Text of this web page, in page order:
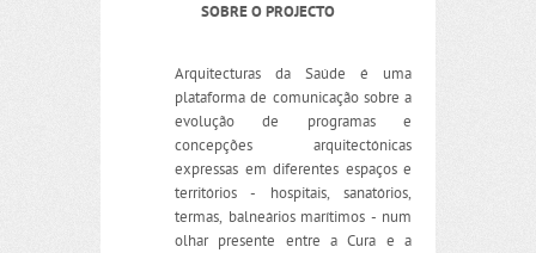
SOBRE O PROJECTO
Arquitecturas da Saúde é uma
plataforma de comunicação sobre a
evolução de programas e
concepções arquitectónicas
expressas em diferentes espaços e
territórios - hospitais, sanatórios,
termas, balneários marítimos - num
olhar presente entre a Cura e a